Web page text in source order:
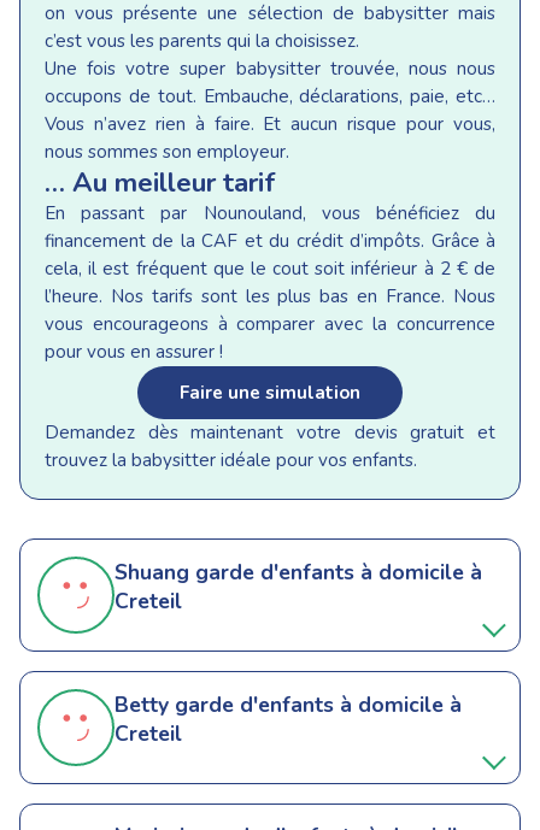
on vous présente une sélection de babysitter mais
c’est vous les parents qui la choisissez.
Une fois votre super babysitter trouvée, nous nous
occupons de tout. Embauche, déclarations, paie, etc…
Vous n’avez rien à faire. Et aucun risque pour vous,
nous sommes son employeur.
… Au meilleur tarif
En passant par Nounouland, vous bénéficiez du
financement de la CAF et du crédit d’impôts. Grâce à
cela, il est fréquent que le cout soit inférieur à 2 € de
l’heure. Nos tarifs sont les plus bas en France. Nous
vous encourageons à comparer avec la concurrence
pour vous en assurer !
Faire une simulation
Demandez dès maintenant votre devis gratuit et
trouvez la babysitter idéale pour vos enfants.
Shuang garde d'enfants à domicile à
Creteil
Betty garde d'enfants à domicile à
Creteil